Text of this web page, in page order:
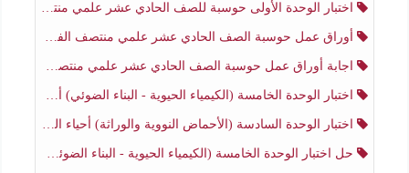
اختبار الوحدة الأولى حوسبة للصف الحادي عشر علمي منتصف الفصل الثاني
أوراق عمل حوسبة الصف الحادي عشر علمي منتصف الفصل الثاني
اجابة أوراق عمل حوسبة الصف الحادي عشر علمي منتصف الفصل الثاني
اختبار الوحدة الخامسة (الكيمياء الحيوية - البناء الضوئي) أحياء الصف الحادي عشر علمي الفصل الثاني
اختبار الوحدة السادسة (الأحماض النووية والوراثة) أحياء الصف الحادي عشر علمي منتصف الفصل الثاني
حل اختبار الوحدة الخامسة (الكيمياء الحيوية - البناء الضوئي) أحياء الصف الحادي عشر علمي الفصل الثاني